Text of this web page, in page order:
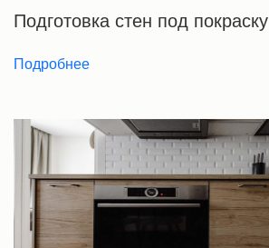
Подготовка стен под покраску
Подробнее